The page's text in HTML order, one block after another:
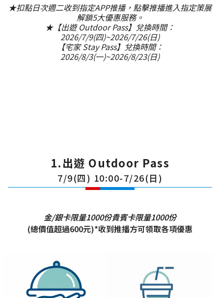
★扣點日次週二收到指定APP推播，點擊推播進入指定策展
解鎖5大優惠服務。
★【出遊 Outdoor Pass】兌換時間：
2026/7/9(四)~2026/7/26(日)
【宅家 Stay Pass】兌換時間：
2026/8/3(一)~2026/8/23(日)
1.出遊 Outdoor Pass
7/9(四) 10:00-7/26(日)
金/銀卡限量1000份貴賓卡限量1000份
(總價值超過600元)*收到推播方可領取各項優惠